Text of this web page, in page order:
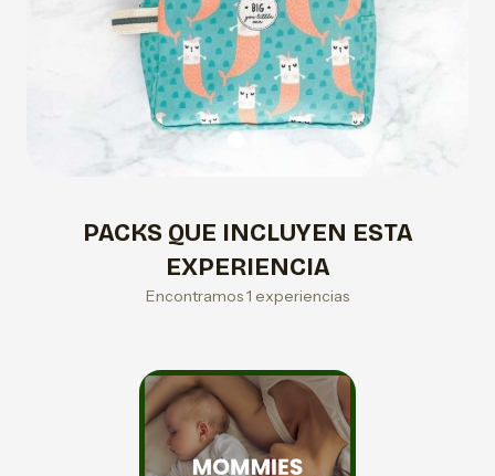
PACKS QUE INCLUYEN ESTA
EXPERIENCIA
Encontramos 1 experiencias